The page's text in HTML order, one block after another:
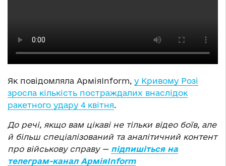
Як повідомляла АрміяInform, у Кривому Розі
зросла кількість постраждалих внаслідок
ракетного удару 4 квітня.
До речі, якщо вам цікаві не тільки відео боїв, але
й більш спеціалізований та аналітичний контент
про військову справу — підпишіться на
телеграм-канал АрміяInform